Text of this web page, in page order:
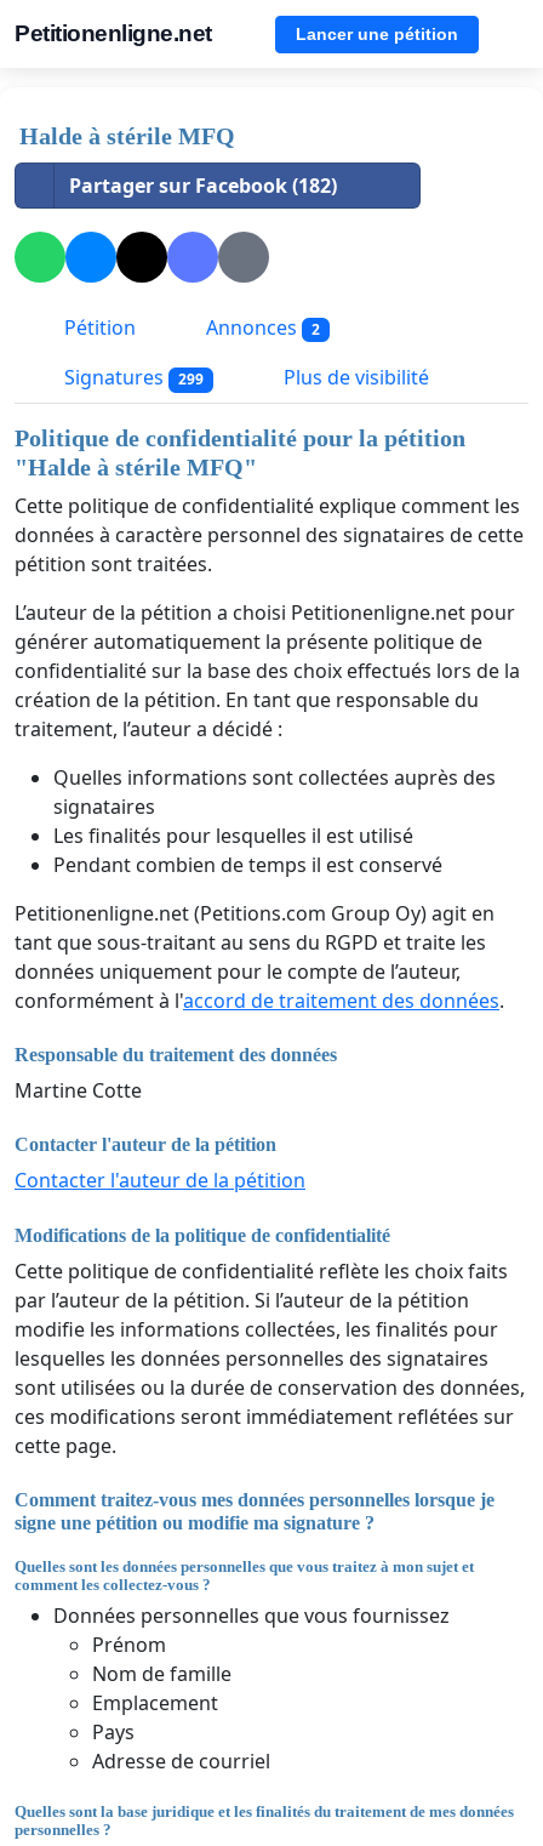
Petitionenligne.net Lancer une pétition
Halde à stérile MFQ
Partager sur Facebook (182)
Pétition Annonces 2
Signatures 299 Plus de visibilité
Politique de confidentialité pour la pétition
"Halde à stérile MFQ"
Cette politique de confidentialité explique comment les
données à caractère personnel des signataires de cette
pétition sont traitées.
L’auteur de la pétition a choisi Petitionenligne.net pour
générer automatiquement la présente politique de
confidentialité sur la base des choix effectués lors de la
création de la pétition. En tant que responsable du
traitement, l’auteur a décidé :
Quelles informations sont collectées auprès des
signataires
Les finalités pour lesquelles il est utilisé
Pendant combien de temps il est conservé
Petitionenligne.net (Petitions.com Group Oy) agit en
tant que sous-traitant au sens du RGPD et traite les
données uniquement pour le compte de l’auteur,
conformément à l'accord de traitement des données.
Responsable du traitement des données
Martine Cotte
Contacter l'auteur de la pétition
Contacter l'auteur de la pétition
Modifications de la politique de confidentialité
Cette politique de confidentialité reflète les choix faits
par l’auteur de la pétition. Si l’auteur de la pétition
modifie les informations collectées, les finalités pour
lesquelles les données personnelles des signataires
sont utilisées ou la durée de conservation des données,
ces modifications seront immédiatement reflétées sur
cette page.
Comment traitez-vous mes données personnelles lorsque je
signe une pétition ou modifie ma signature ?
Quelles sont les données personnelles que vous traitez à mon sujet et
comment les collectez-vous ?
Données personnelles que vous fournissez
Prénom
Nom de famille
Emplacement
Pays
Adresse de courriel
Quelles sont la base juridique et les finalités du traitement de mes données
personnelles ?